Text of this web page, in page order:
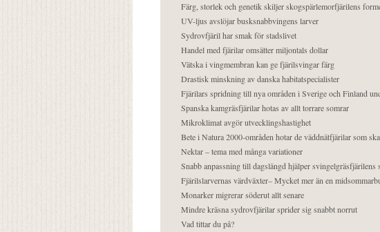
Färg, storlek och genetik skiljer skogspärlemorfjärilens
UV-ljus avslöjar busksnabbvingens larver
Sydrovfjäril har smak för stadslivet
Handel med fjärilar omsätter miljontals dollar
Vätska i vingmembran kan ge fjärilsvingar färg
Drastisk minskning av danska habitatspecialister
Fjärilars spridning till nya områden i Sverige och Finland
Spanska kamgräsfjärilar hotas av allt torrare somrar
Mikroklimat avgör utvecklingshastighet
Bete i Natura 2000-områden hotar de väddnätfjärilar som
Nektar – tema med många variationer
Snabb anpassning till dagslängd hjälper
Fjärilslarvernas värdväxter– Mycket mer än en
Monarker migrerar söderut allt senare
Mindre kräsna sydrovfjärilar sprider sig snabbt norrut
Vad tittar du på?